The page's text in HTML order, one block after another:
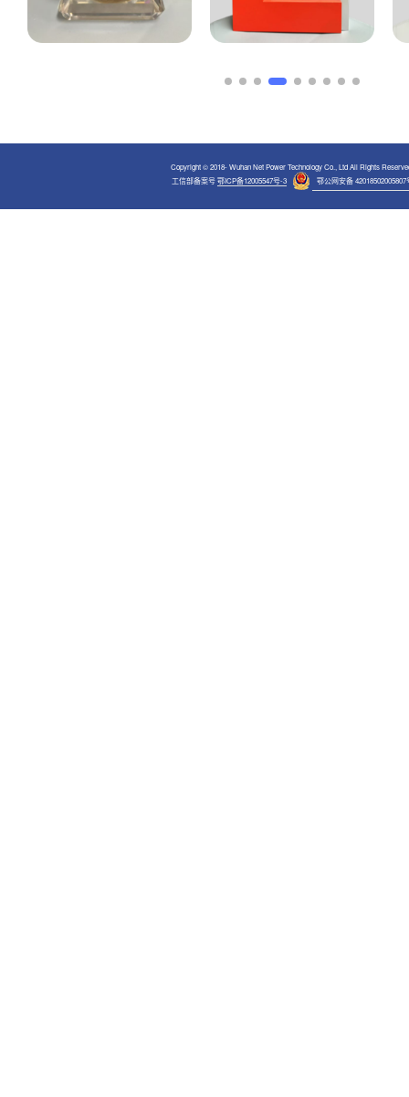
Copyright © 2018-Wuhan Net Power Technology Co., Ltd All Rights
工信部备案号鄂ICP备12005547号-3 鄂公网安备 42018502005807